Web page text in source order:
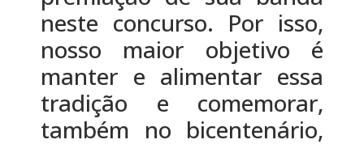
neste concurso. Por isso,
nosso maior objetivo é
manter e alimentar essa
tradição e comemorar,
também no bicentenário,